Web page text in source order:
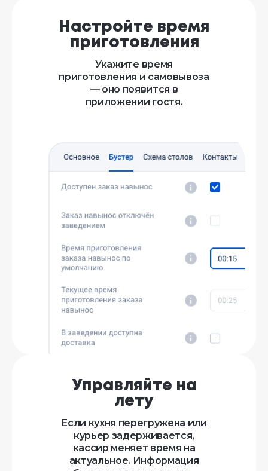
Настройте время
приготовления
Укажите время
приготовления и самовывоза
— оно появится в
приложении гостя.
Управляйте на
лету
Если кухня перегружена или
курьер задерживается,
кассир меняет время на
актуальное. Информация